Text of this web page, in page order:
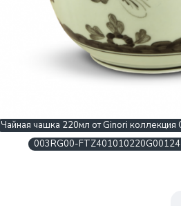
Чайная чашка 220мл от Ginori коллекция
003RG00-